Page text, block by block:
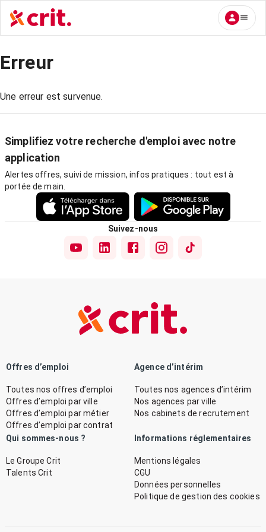
Erreur
Une erreur est survenue.
Simplifiez votre recherche d'emploi avec notre
application
Alertes offres, suivi de mission, infos pratiques : tout est à
portée de main.
Suivez-nous
Offres d’emploi
Toutes nos offres d’emploi
Offres d’emploi par ville
Offres d’emploi par métier
Offres d’emploi par contrat
Agence d’intérim
Toutes nos agences d’intérim
Nos agences par ville
Nos cabinets de recrutement
Qui sommes-nous ?
Le Groupe Crit
Talents Crit
Informations réglementaires
Mentions légales
CGU
Données personnelles
Politique de gestion des cookies